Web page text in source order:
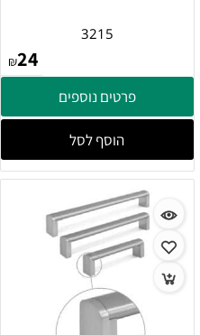
3215
₪24
פרטים נוספים
הוסף לסל